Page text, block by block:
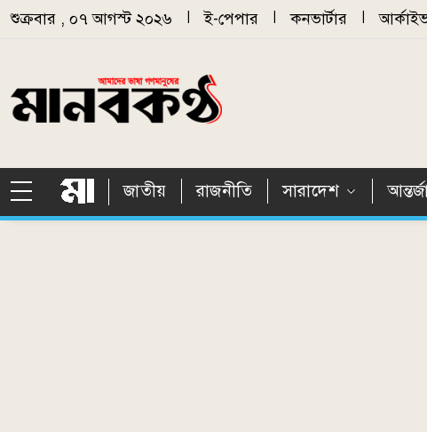
Skip to main content
শুক্রবার , ০৭ আগস্ট ২০২৬ ই-পেপার কনভার্টার
জাতীয় রাজনীতি সারাদেশ